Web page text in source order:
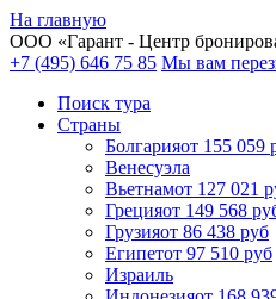
На главную
ООО «Гарант - Центр
+7 (495) 646 75 85 Мы вам
Поиск тура
Cтраны
Болгарияот 155 059
Венесуэла
Вьетнамот 127 021
Грецияот 149 568
Грузияот 86 438 руб
Египетот 97 510 руб
Израиль